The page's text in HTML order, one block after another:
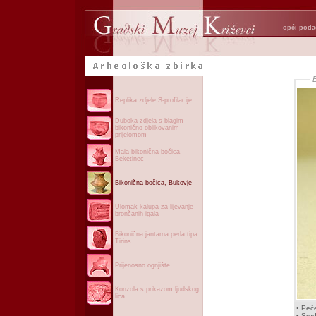
opći
Replika zdjele S-profilacije
Duboka zdjela s blagim
bikonično oblikovanim
prijelomom
Mala bikonična bočica,
Beketinec
Bikonična bočica, Bukovje
Ulomak kalupa za lijevanje
brončanih igala
Bikonična jantarna perla tipa
Tirins
Prijenosno ognjište
Konzola s prikazom ljudskog
lica
•